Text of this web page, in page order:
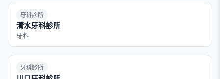
牙科診所
清水牙科診所
牙科
牙科診所